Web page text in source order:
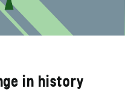
in history